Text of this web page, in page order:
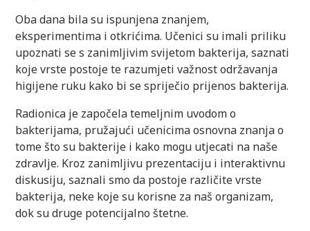
Oba dana bila su ispunjena znanjem,
eksperimentima i otkrićima. Učenici su imali priliku
upoznati se s zanimljivim svijetom bakterija, saznati
koje vrste postoje te razumjeti važnost održavanja
higijene ruku kako bi se spriječio prijenos bakterija.
Radionica je započela temeljnim uvodom o
bakterijama, pružajući učenicima osnovna znanja o
tome što su bakterije i kako mogu utjecati na naše
zdravlje. Kroz zanimljivu prezentaciju i interaktivnu
diskusiju, saznali smo da postoje različite vrste
bakterija, neke koje su korisne za naš organizam,
dok su druge potencijalno štetne.